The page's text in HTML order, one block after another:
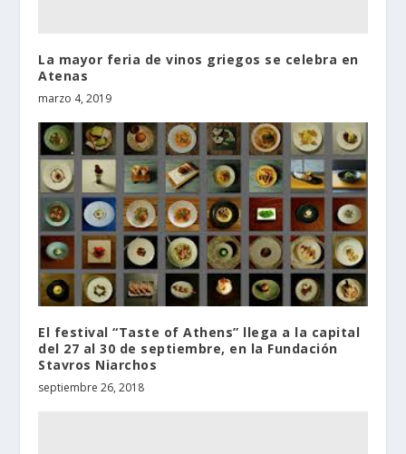
La mayor feria de vinos griegos se celebra en
Atenas
marzo 4, 2019
El festival “Taste of Athens” llega a la capital
del 27 al 30 de septiembre, en la Fundación
Stavros Niarchos
septiembre 26, 2018